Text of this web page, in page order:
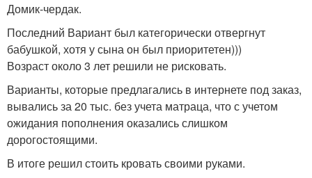
Домик-чердак.
Последний Вариант был категорически отвергнут
бабушкой, хотя у сына он был приоритетен)))
Возраст около 3 лет решили не рисковать.
Варианты, которые предлагались в интернете под заказ,
вывались за 20 тыс. без учета матраца, что с учетом
ожидания пополнения оказались слишком
дорогостоящими.
В итоге решил стоить кровать своими руками.